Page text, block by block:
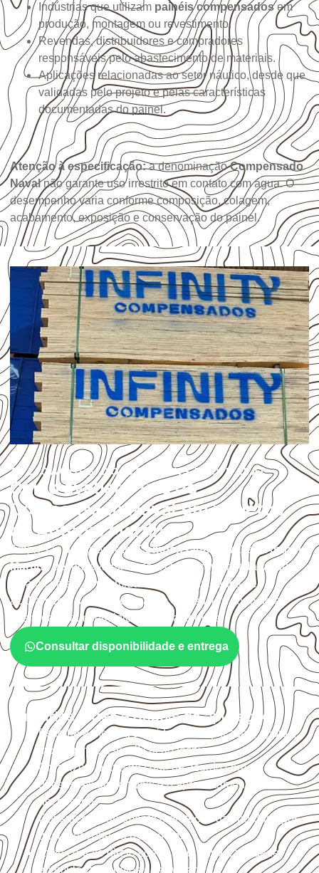
Indústrias que utilizam painéis compensadosem
produção, montagem ou revestimento.
Revendas, distribuidores e compradores
responsáveis pelo abastecimento de materiais.
Aplicações relacionadas ao setor náutico, desde que
validadas pelo projeto e pelas características
documentadas do painel.
Atenção à especificação:a denominaçãoCompensado
Navalnão garante uso irrestrito em contato com água. O
desempenho varia conforme composição, colagem,
acabamento, exposição e conservação do painel.
APLICAÇÕES DO COMPENSADO NAVAL
Como avaliar o uso do
Compensado Naval em projetos
de Antônio Martins?
Empresas que procuram
Compensado Naval em Antônio
Martins devem avaliar onde a chapa será instalada, qual
será o contato com umidade e quais cuidados de
acabamento serão necessários. Espessura, formato e
quantidade também interferem na compra.
Consultar disponibilidade e entrega
Cuidados antes e depois da aplicação
Escolha a medida considerando aplicação, apoios,
montagem e especificação técnica.
Organize o plano de corte de acordo com as
dimensões disponíveis e o aproveitamento
necessário.
Considere acabamento e proteção das bordas após
qualquer corte ou usinagem.
Evite contato direto com o solo, chuva, umidade
acumulada e apoios desnivelados.